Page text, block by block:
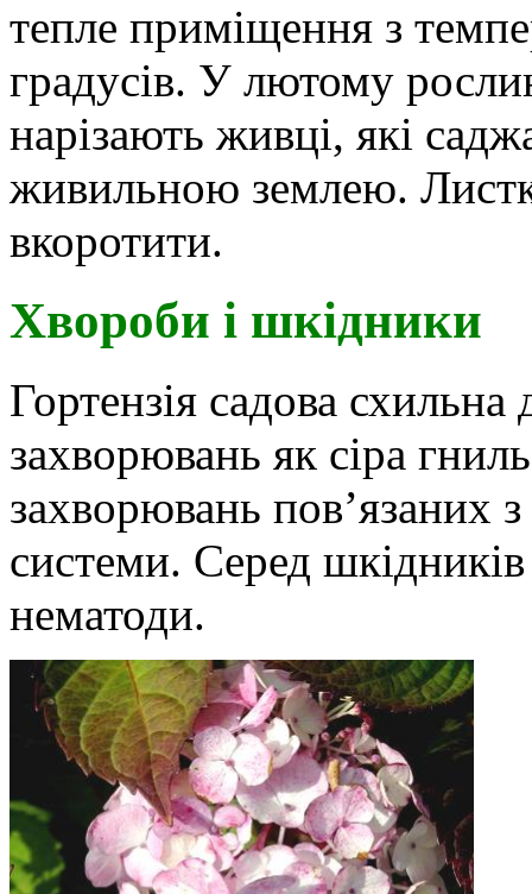
тепле приміщення з
градусів. У лютому
нарізають живці, які
живильною землею.
вкоротити.
Хвороби і шкідники
Гортензія садова
захворювань як сіра
захворювань пов’язаних
системи. Серед
нематоди.